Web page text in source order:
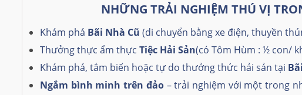
NHỮNG TRẢI NGHIỆM THÚ VỊ
Khám phá Bãi Nhà Cũ (di chuyển bằng xe điện, thuyền
Thưởng thực ẩm thực Tiệc Hải Sản(có Tôm Hùm : ½ con/
Khám phá, tắm biển hoặc tự do thưởng thức hải sản tại
Ngắm bình minh trên đảo – trải nghiệm với một trong